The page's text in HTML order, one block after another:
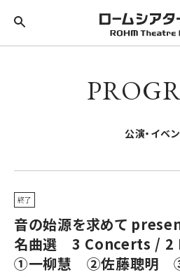
公演・イベ
終了
音の始源を求めて
名曲選 3 Concerts / 2
①一柳慧 ②佐藤聰明 ③J